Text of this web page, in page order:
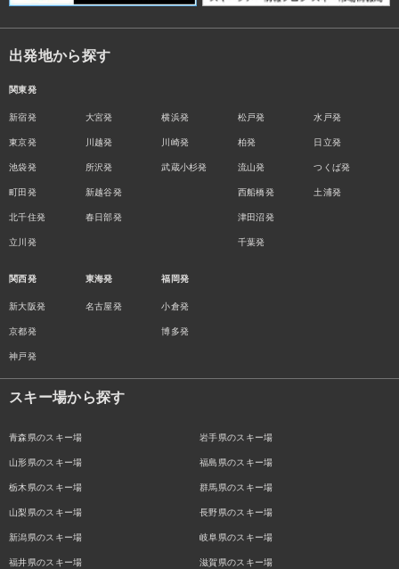
出発地から探す
関東発
新宿発
東京発
池袋発
町田発
北千住発
立川発
大宮発
川越発
所沢発
新越谷発
春日部発
横浜発
川崎発
武蔵小杉発
松戸発
柏発
流山発
西船橋発
津田沼発
千葉発
水戸発
日立発
つくば発
土浦発
関西発
新大阪発
京都発
神戸発
東海発
名古屋発
福岡発
小倉発
博多発
スキー場から探す
青森県のスキー場 岩手県のスキー場
山形県のスキー場 福島県のスキー場
栃木県のスキー場 群馬県のスキー場
山梨県のスキー場 長野県のスキー場
新潟県のスキー場 岐阜県のスキー場
福井県のスキー場 滋賀県のスキー場